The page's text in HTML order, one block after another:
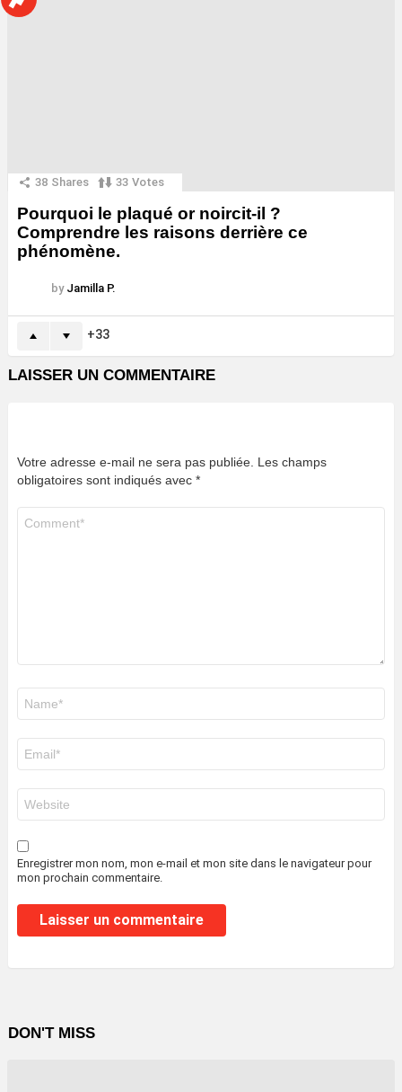
38 Shares 33 Votes
Pourquoi le plaqué or noircit-il ?
Comprendre les raisons derrière ce
phénomène.
by Jamilla P.
33
LAISSER UN COMMENTAIRE
Votre adresse e-mail ne sera pas publiée. Les champs
obligatoires sont indiqués avec *
mail
*
web
Enregistrer mon nom, mon e-mail et mon site dans le navigateur pour
mon prochain commentaire.
DON'T MISS